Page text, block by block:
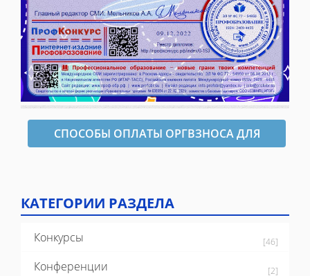
СПОСОБЫ ОПЛАТЫ ОРГВЗНОСА ДЛЯ
КАТЕГОРИИ РАЗДЕЛА
Конкурсы [46]
Конференции [2]